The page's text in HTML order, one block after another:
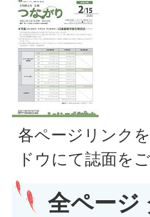
各ページリンク
ドウにて誌面を
全ページ